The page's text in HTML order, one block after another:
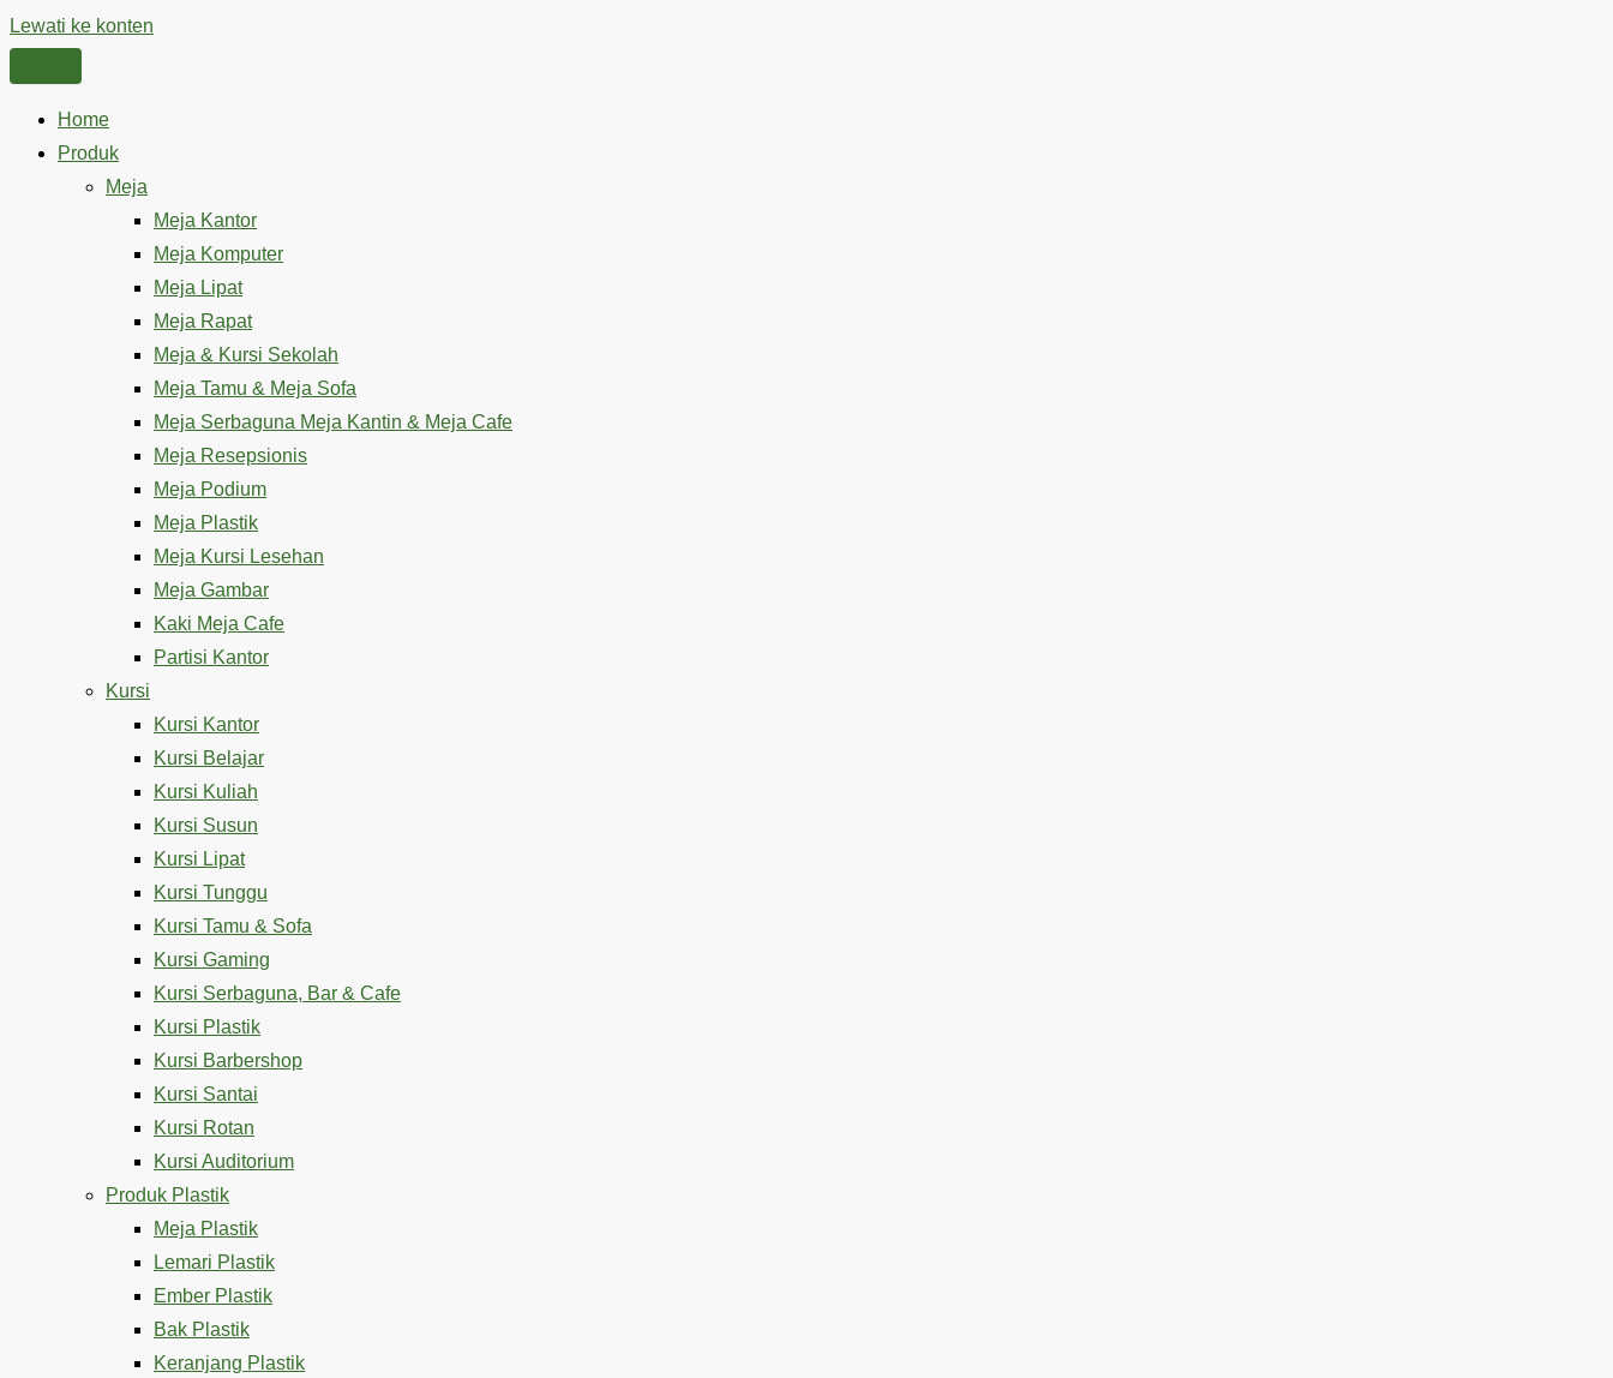
Lewati ke konten
Home
Produk
Meja
Meja Kantor
Meja Komputer
Meja Lipat
Meja Rapat
Meja & Kursi Sekolah
Meja Tamu & Meja Sofa
Meja Serbaguna Meja Kantin & Meja Cafe
Meja Resepsionis
Meja Podium
Meja Plastik
Meja Kursi Lesehan
Meja Gambar
Kaki Meja Cafe
Partisi Kantor
Kursi
Kursi Kantor
Kursi Belajar
Kursi Kuliah
Kursi Susun
Kursi Lipat
Kursi Tunggu
Kursi Tamu & Sofa
Kursi Gaming
Kursi Serbaguna, Bar & Cafe
Kursi Plastik
Kursi Barbershop
Kursi Santai
Kursi Rotan
Kursi Auditorium
Produk Plastik
Meja Plastik
Lemari Plastik
Ember Plastik
Bak Plastik
Keranjang Plastik